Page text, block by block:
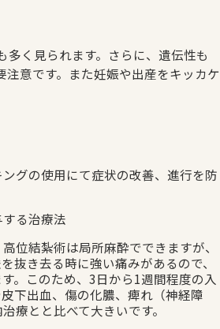
く見られます。さらに、遺伝性も
意です。また妊娠や出産をキッカケ
グの使用にて症状の改善、進行を防
る治療法
位結紮術は局所麻酔でできますが、
抜き去る時に強い痛みがあるので、
。このため、3日から1週間程度の入
下出血、傷の化膿、痺れ（神経障
療とと比べて大きいです。